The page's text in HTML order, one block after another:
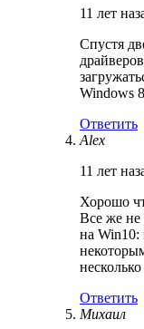
11 лет
Спустя
Windows
Ответить
Alex
11 лет
Хорошо
Все же не
на Win10:
Ответить
Михаил